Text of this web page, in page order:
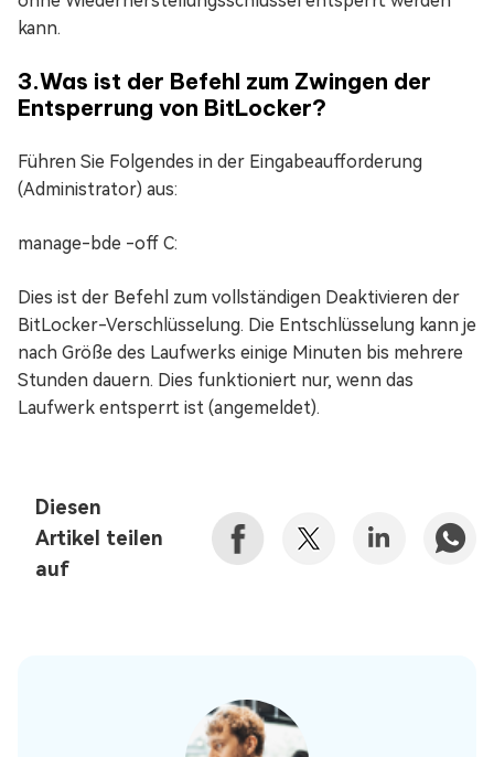
kann.
3.Was ist der Befehl zum Zwingen der
Entsperrung von BitLocker?
Führen Sie Folgendes in der Eingabeaufforderung
(Administrator) aus:
manage-bde -off C:
Dies ist der Befehl zum vollständigen Deaktivieren der
BitLocker-Verschlüsselung. Die Entschlüsselung kann je
nach Größe des Laufwerks einige Minuten bis mehrere
Stunden dauern. Dies funktioniert nur, wenn das
Laufwerk entsperrt ist (angemeldet).
Diesen
Artikel teilen
auf